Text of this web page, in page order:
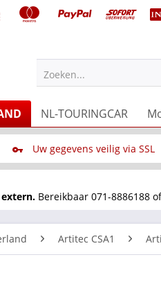
Zoeken...
NL-TOURINGCAR
Uw gegevens veilig via SSL
extern. Bereikbaar 071-8886188
Artitec CSA1